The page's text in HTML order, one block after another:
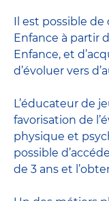
Il est possible
Enfance à partir
Enfance, et
d’évoluer vers
L’éducateur de
favorisation de
physique et
possible
de 3 ans et